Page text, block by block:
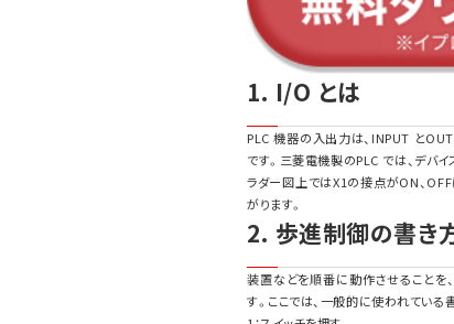
1. I/O とは
PLC 機器の入出力は、INPUT と
です。三菱電機製のPLC では、デバ
ラダー図上ではX1の接点がON、
がります。
2. 歩進制御の書き
装置などを順番に動作させることを
す。ここでは、一般的に使われている